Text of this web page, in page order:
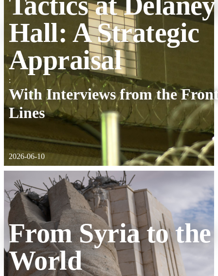
Hall: A Strategic
Appraisal
:
With Interviews from the
Lines
2026-06-10
From Syria to the
World